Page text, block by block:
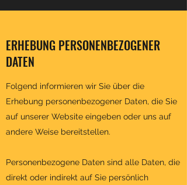
ERHEBUNG PERSONENBEZOGENER
DATEN
Folgend informieren wir Sie über die
Erhebung personenbezogener Daten, die Sie
auf unserer Website eingeben oder uns auf
andere Weise bereitstellen.
Personenbezogene Daten sind alle Daten, die
direkt oder indirekt auf Sie persönlich